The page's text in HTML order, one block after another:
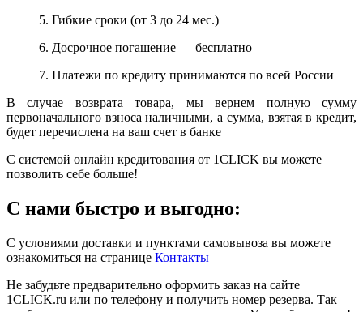
5. Гибкие сроки (от 3 до 24 мес.)
6. Досрочное погашение — бесплатно
7. Платежи по кредиту принимаются по всей России
В случае возврата товара, мы вернем полную сумму
первоначального взноса наличными, а сумма, взятая в кредит,
будет перечислена на ваш счет в банке
С системой онлайн кредитования от 1CLICK вы можете
позволить себе больше!
С нами быстро и выгодно:
С условиями доставки и пунктами самовывоза вы можете
ознакомиться на странице Контакты
Не забудьте предварительно оформить заказ на сайте
1CLICK.ru или по телефону и получить номер резерва. Так